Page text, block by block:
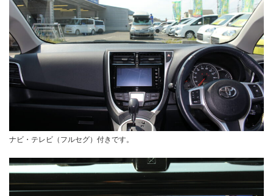
ナビ・テレビ（フルセグ）付きです。